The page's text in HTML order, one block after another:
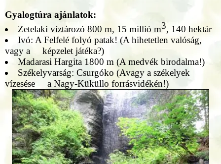
Gyalogtúra ajánlatok:
Zetelaki víztározó 800 m, 15 millió m3, 140 hektár
Ivó: A Felfelé folyó patak! (A hihetetlen valóság,
vagy a képzelet játéka?)
Madarasi Hargita 1800 m (A medvék birodalma!)
Székelyvarság: Csurgóko (Avagy a székelyek
vízesése a Nagy-Küküllo forrásvidékén!)